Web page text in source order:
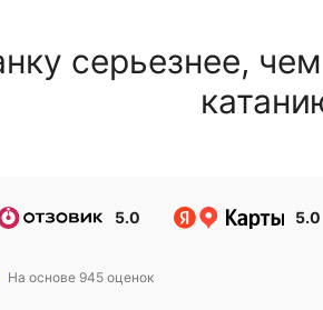
серьезнее,
5.0 5.0
На основе 945 оценок